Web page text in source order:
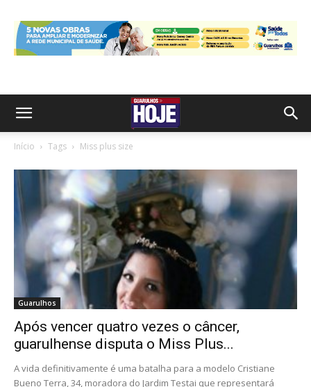
Início Tags Miss plus size
Guarulhos
Após vencer quatro vezes o câncer,
guarulhense disputa o Miss Plus...
A vida definitivamente é uma batalha para a modelo Cristiane
Bueno Terra, 34, moradora do Jardim Testai que representará